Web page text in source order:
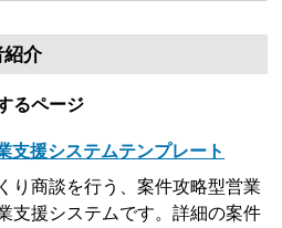
紹介
るページ
支援システムテンプレート
り商談を行う、案件攻略型営業
支援システムです。詳細の案件